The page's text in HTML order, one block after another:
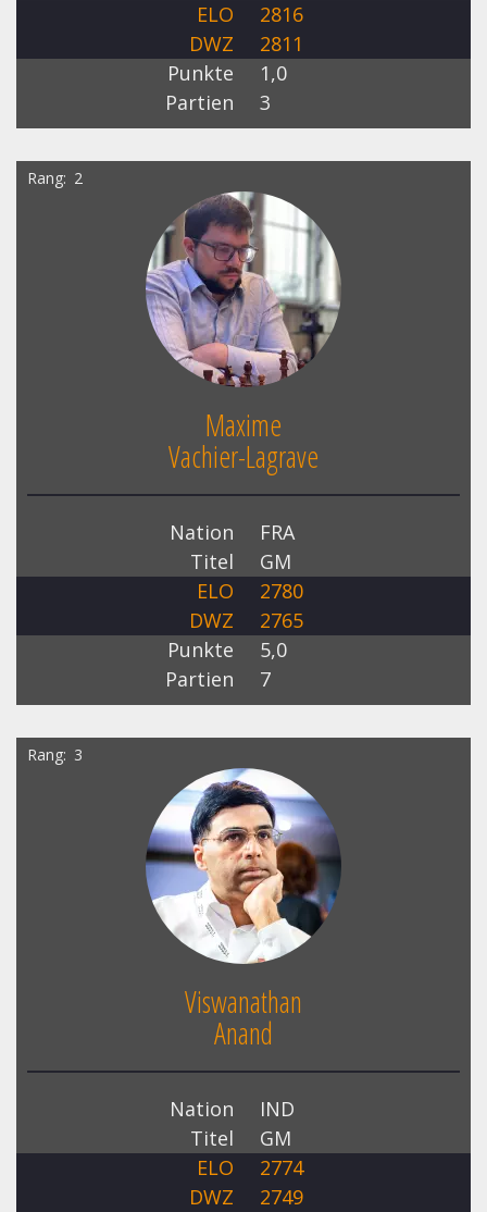
ELO
2816
DWZ
2811
Punkte
1,0
Partien
3
Rang 2
Maxime
Vachier-Lagrave
Nation
FRA
Titel
GM
ELO
2780
DWZ
2765
Punkte
5,0
Partien
7
Rang 3
Viswanathan
Anand
Nation
IND
Titel
GM
ELO
2774
DWZ
2749